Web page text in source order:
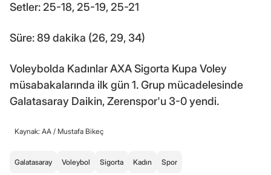
Setler: 25-18, 25-19, 25-21
Süre: 89 dakika (26, 29, 34)
Voleybolda Kadınlar AXA Sigorta Kupa Voley
müsabakalarında ilk gün 1. Grup mücadelesinde
Galatasaray Daikin, Zerenspor'u 3-0 yendi.
Kaynak: AA / Mustafa Bikeç
Galatasaray Voleybol Sigorta Kadın Spor